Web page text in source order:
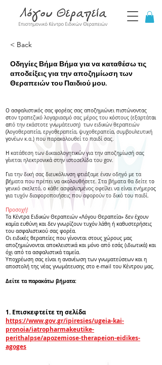
< Back
Οδηγίες Βήμα Βήμα για να καταθέσω τις
αποδείξεις για την αποζημίωση των
Θεραπειών του Παιδιού μου.
Ο ασφαλιστικός σας φορέας σας αποζημιώνει πιστώνοντας
στον τραπεζικό λογαριασμό σας μέρος του κόστους (εξαρτάται
από την εκάστοτε γνωμάτευση) των ειδικών θεραπειών
(λογοθεραπεία, εργοθεραπεία, ψυχοθεραπεία, συμβουλευτική
γονέων κ.α.) που παρακολουθεί το παιδί σας.
Η κατάθεση των δικαιολογητικών για την αποζημίωσή σας
γίνεται ηλεκτρονικά στην ιστοσελίδα του gov.
Για την δική σας διευκόλυνση φτιάξαμε έναν οδηγό με τα
βήματα που πρέπει να ακολουθήσετε. Στα βήματα θα δείτε το
γενικό σκελετό, ο κάθε ασφαλισμένος οφείλει να είναι ενήμερος
για τυχόν διαφοροποιήσεις που αφορούν το δικό του παιδί.
Προσοχή!
Τα Κέντρα Ειδικών Θεραπειών «Λόγου Θεραπεία» δεν έχουν
καμία ευθύνη και δεν γνωρίζουν τυχόν λάθη ή καθυστερήσεις
του ασφαλιστικού σας φορέα.
Οι ειδικές θεραπείες που γίνονται στους χώρους μας
αποζημιώνονται αποκλειστικά και μόνο από εσάς (ιδιωτικά) και
όχι από τα ασφαλιστικά ταμεία.
Υποχρέωση σας είναι η ανανέωση των γνωματεύσεων και η
αποστολή της νέας γνωμάτευσης στο e-mail του Κέντρου μας.
Δείτε τα παρακάτω βήματα:
1. Επισκεφτείτε τη σελίδα
https://www.gov.gr/ipiresies/ugeia-kai-
pronoia/iatropharmakeutike-
perithalpse/apozemiose-therapeion-eidikes-
agoges